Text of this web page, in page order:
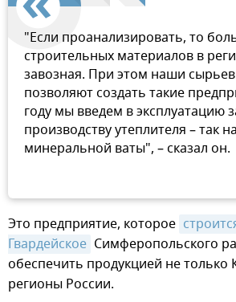
"Если проанализировать, то
строительных материалов в
завозная. При этом наши
позволяют создать такие
году мы введем в эксплуатацию
производству утеплителя – так
минеральной ваты", – сказал он.
Это предприятие, которое
Гвардейское Симферопольского
обеспечить продукцией не
регионы России.